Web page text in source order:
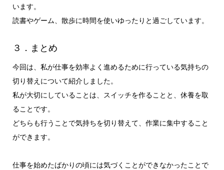
います。
読書やゲーム、散歩に時間を使いゆったりと過ごしています。
３．まとめ
今回は、私が仕事を効率よく進めるために行っている気持ちの
切り替えについて紹介しました。
私が大切にしていることは、スイッチを作ることと、休養を取
ることです。
どちらも行うことで気持ちを切り替えて、作業に集中すること
ができます。
仕事を始めたばかりの頃には気づくことができなかったことで